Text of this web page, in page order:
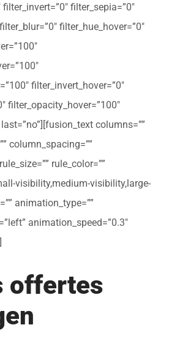
filter_sepia=”0″
filter_hue_hover=”0″
filter_invert_hover=”0″
filter_opacity_hover=”100″
columns=””
column_spacing=””
rule_color=””
visibility,medium-visibility,large-
animation_type=””
animation_speed=”0.3″
offertes